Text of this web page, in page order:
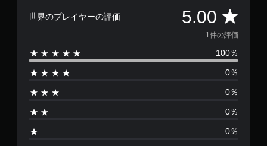
世界のプレイヤーの評価 5.00 評
価
数
は
、
1件の評価
100％
0％
0％
0％
0％